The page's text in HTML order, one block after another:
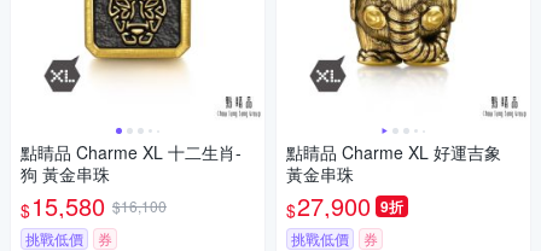
點睛品 Charme XL 十二生肖-
狗 黃金串珠
$15,580 $16,100
挑戰低價
券
點睛品 Charme XL 好運吉象
黃金串珠
$27,900 9折
挑戰低價 券